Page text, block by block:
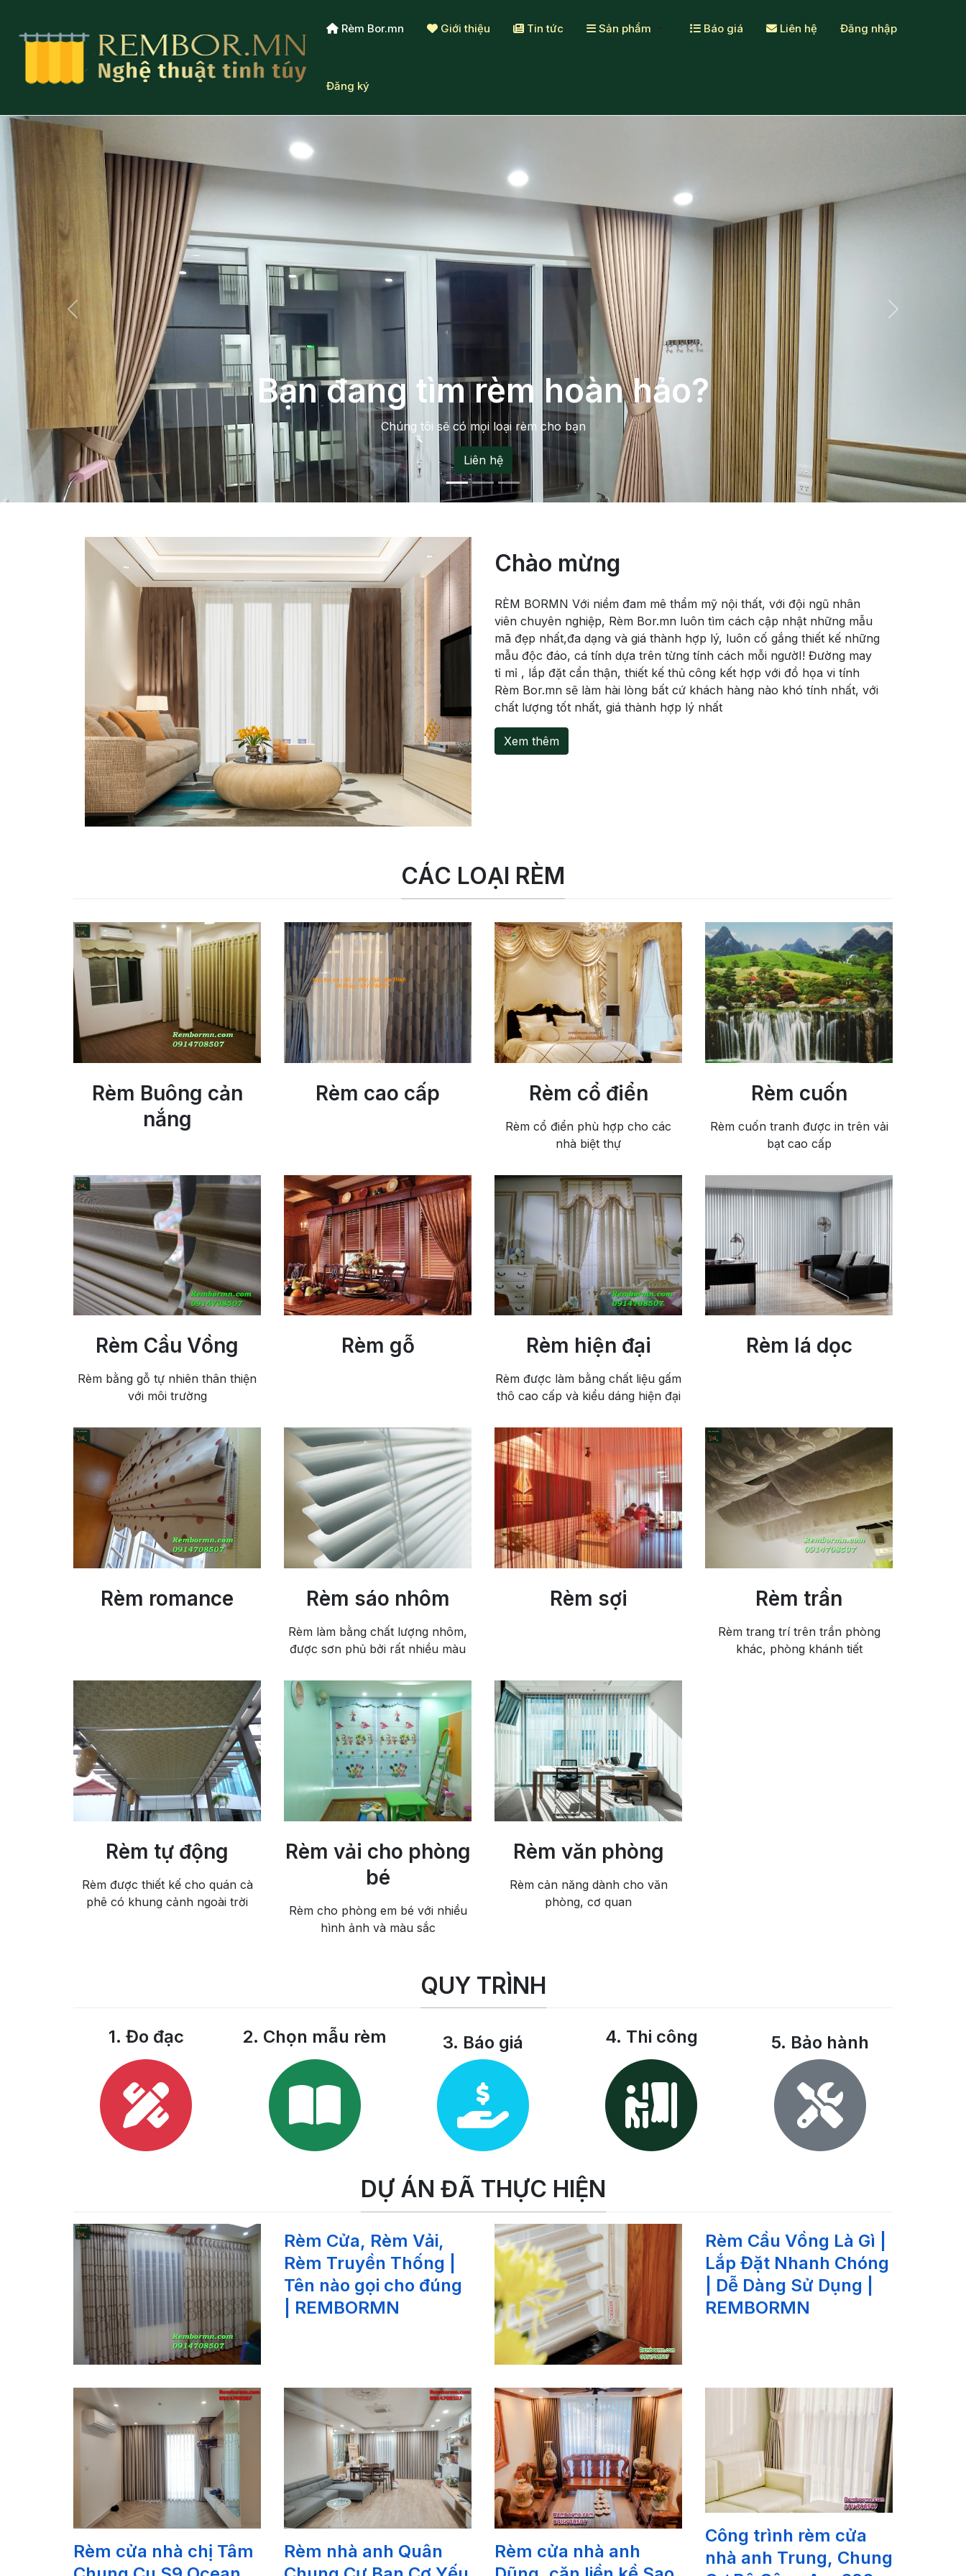
Rèm Bor.mn Giới thiệu Tin tức Sản phẩm Báo giá Liên hệ Đăng nhập
Đăng ký
Bạn đang muốn tìm loại rèm hiện đại
Chào mừng
RÈM BORMN Với niềm đam mê thẩm mỹ nội thất, với đội ngũ nhân
viên chuyên nghiệp, Rèm Bor.mn luôn tìm cách cập nhật những mẫu
mã đẹp nhất,đa dạng và giá thành hợp lý, luôn cố gắng thiết kế những
mẫu độc đáo, cá tính dựa trên từng tính cách mỗi ngườI! Đường may
tỉ mỉ , lắp đặt cẩn thận, thiết kế thủ công kết hợp với đồ họa vi tính
Rèm Bor.mn sẽ làm hài lòng bất cứ khách hàng nào khó tính nhất, với
chất lượng tốt nhất, giá thành hợp lý nhất
Xem thêm
CÁC LOẠI RÈM
Rèm Buông cản
nắng
Rèm cao cấp Rèm cổ điển
Rèm cổ điển phù hợp cho các
nhà biệt thự
Rèm cuốn
Rèm cuốn tranh được in trên vải
bạt cao cấp
Rèm Cầu Vồng
Rèm bằng gỗ tự nhiên thân thiện
với môi trường
Rèm gỗ Rèm hiện đại
Rèm được làm bằng chất liệu gấm
thô cao cấp và kiểu dáng hiện đại
Rèm lá dọc
Rèm romance Rèm sáo nhôm
Rèm làm bằng chất lượng nhôm,
được sơn phủ bởi rất nhiều màu
Rèm sợi Rèm trần
Rèm trang trí trên trần phòng
khác, phòng khánh tiết
Rèm tự động
Rèm được thiết kế cho quán cà
phê có khung cảnh ngoài trời
Rèm vải cho phòng
bé
Rèm cho phòng em bé với nhiều
hình ảnh và màu sắc
Rèm văn phòng
Rèm cản năng dành cho văn
phòng, cơ quan
QUY TRÌNH
1. Đo đạc 2. Chọn mẫu rèm 3. Báo giá 4. Thi công 5. Bảo hành
DỰ ÁN ĐÃ THỰC HIỆN
Rèm Cửa, Rèm Vải,
Rèm Truyền Thống |
Tên nào gọi cho đúng
| REMBORMN
Rèm Cầu Vồng Là Gì |
Lắp Đặt Nhanh Chóng
| Dễ Dàng Sử Dụng |
REMBORMN
Rèm cửa nhà chị Tâm
Rèm nhà anh Quân
Rèm cửa nhà anh
Công trình rèm cửa
nhà anh Trung, Chung